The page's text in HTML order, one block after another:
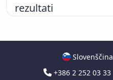
rezultati
Slovenščina
+386 2 252 03 33